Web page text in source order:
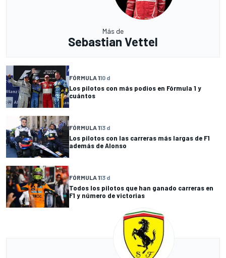
Más de
Sebastian Vettel
FÓRMULA 110 d
Los pilotos con más podios en Fórmula 1 y
cuántos
FÓRMULA 113 d
Los pilotos con las carreras más largas de F1
además de Alonso
FÓRMULA 113 d
Todos los pilotos que han ganado carreras en
F1 y número de victorias